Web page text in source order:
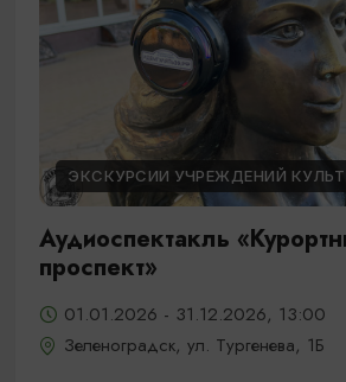
ЭКСКУРСИИ УЧРЕЖДЕНИЙ
Аудиоспектакль
проспект»
01.01.2026 - 31.12.2026, 13:00
Зеленоградск, ул. Тургенева, 1Б